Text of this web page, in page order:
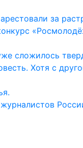
за
сложилось
Хотя с